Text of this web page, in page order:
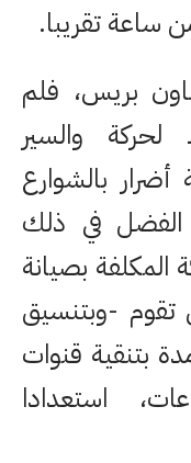
ساعة تقريبا.
بريس، فلم
والسير
بالشوارع
الفضل في ذلك
المكلفة بصيانة
تقوم -وبتنسيق
بتنقية قنوات
استعدادا